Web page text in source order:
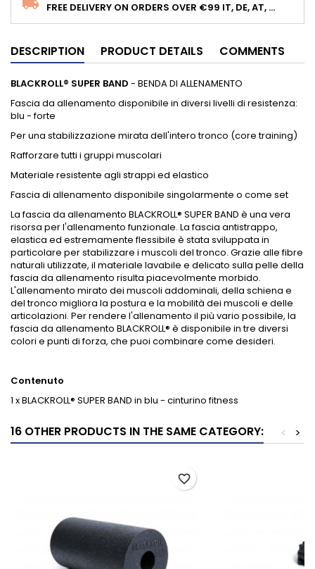
FREE DELIVERY ON ORDERS OVER €99 IT, DE, AT, ...
DESCRIPTION PRODUCT DETAILS COMMENTS
BLACKROLL® SUPER BAND - BENDA DI ALLENAMENTO
Fascia da allenamento disponibile in diversi livelli di resistenza:
blu - forte
Per una stabilizzazione mirata dell'intero tronco (core training)
Rafforzare tutti i gruppi muscolari
Materiale resistente agli strappi ed elastico
Fascia di allenamento disponibile singolarmente o come set
La fascia da allenamento BLACKROLL® SUPER BAND è una vera
risorsa per l'allenamento funzionale. La fascia antistrappo,
elastica ed estremamente flessibile è stata sviluppata in
particolare per stabilizzare i muscoli del tronco. Grazie alle fibre
naturali utilizzate, il materiale lavabile e delicato sulla pelle della
fascia da allenamento risulta piacevolmente morbido.
L'allenamento mirato dei muscoli addominali, della schiena e
del tronco migliora la postura e la mobilità dei muscoli e delle
articolazioni. Per rendere l'allenamento il più vario possibile, la
fascia da allenamento BLACKROLL® è disponibile in tre diversi
colori e punti di forza, che puoi combinare come desideri.
Contenuto
1 x BLACKROLL® SUPER BAND in blu - cinturino fitness
16 OTHER PRODUCTS IN THE SAME CATEGORY: >
<
favorite_border